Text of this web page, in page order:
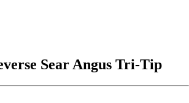
Sear Angus Tri-Tip